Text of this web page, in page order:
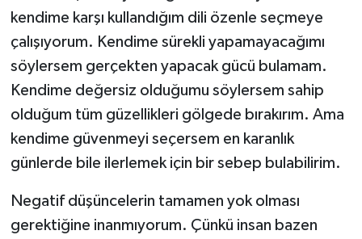
kendime karşı kullandığım dili özenle seçmeye
çalışıyorum. Kendime sürekli yapamayacağımı
söylersem gerçekten yapacak gücü bulamam.
Kendime değersiz olduğumu söylersem sahip
olduğum tüm güzellikleri gölgede bırakırım. Ama
kendime güvenmeyi seçersem en karanlık
günlerde bile ilerlemek için bir sebep bulabilirim.
Negatif düşüncelerin tamamen yok olması
gerektiğine inanmıyorum. Çünkü insan bazen